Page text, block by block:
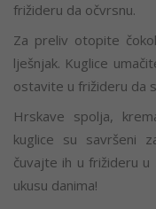
frižideru da očvrsnu.
Za preliv otopite
lješnjak. Kuglice
ostavite u frižideru da
Hrskave spolja,
kuglice su savršeni
čuvajte ih u frižideru
ukusu danima!